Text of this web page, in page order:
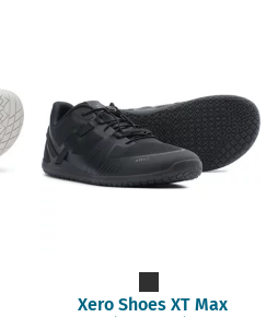
Xero Shoes XT Max